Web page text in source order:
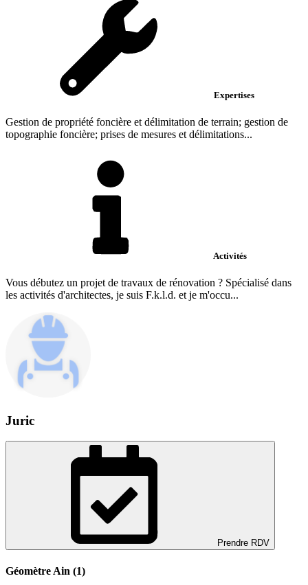
Expertises
Gestion de propriété foncière et délimitation de terrain; gestion de
topographie foncière; prises de mesures et délimitations...
Activités
Vous débutez un projet de travaux de rénovation ? Spécialisé dans
les activités d'architectes, je suis F.k.l.d. et je m'occu...
Juric
Prendre RDV
Géomètre Ain (1)